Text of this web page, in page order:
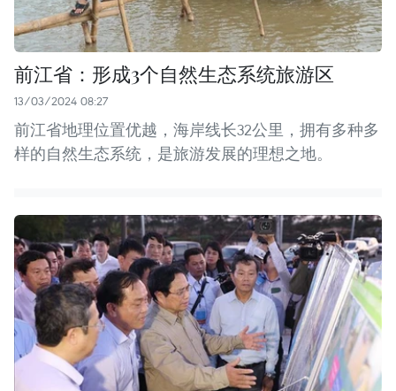
前江省：形成3个自然生态系统旅游区
13/03/2024 08:27
前江省地理位置优越，海岸线长32公里，拥有多种多
样的自然生态系统，是旅游发展的理想之地。